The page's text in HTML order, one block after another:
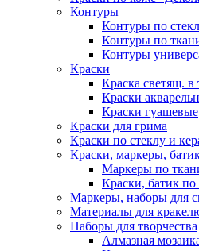
Контуры
Контуры по
Контуры по
Контуры
Краски
Краска светящ. в
Краски
Краски гуашевые
Краски для грима
Краски по стеклу и
Краски, маркеры,
Маркеры по
Краски, батик по
Маркеры, наборы для
Материалы для
Наборы для творчества
Алмазная